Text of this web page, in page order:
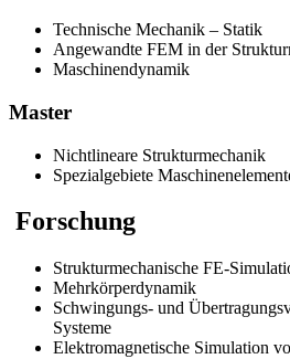
Technische Mechanik – Statik
Angewandte FEM in der
Maschinendynamik
Master
Nichtlineare Strukturmechanik
Spezialgebiete
Forschung
Strukturmechanische FE-
Mehrkörperdynamik
Schwingungs- und
Systeme
Elektromagnetische Simulation